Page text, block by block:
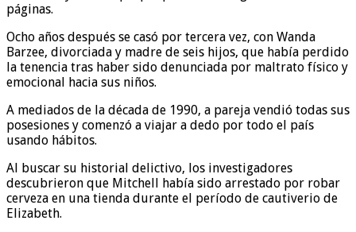
páginas.
Ocho años después se casó por tercera vez, con Wanda
Barzee, divorciada y madre de seis hijos, que había perdido
la tenencia tras haber sido denunciada por maltrato físico y
emocional hacia sus niños.
A mediados de la década de 1990, a pareja vendió todas sus
posesiones y comenzó a viajar a dedo por todo el país
usando hábitos.
Al buscar su historial delictivo, los investigadores
descubrieron que Mitchell había sido arrestado por robar
cerveza en una tienda durante el período de cautiverio de
Elizabeth.